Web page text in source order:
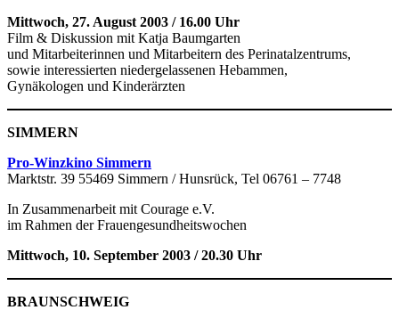
Mittwoch, 27. August 2003 / 16.00 Uhr
Film & Diskussion mit Katja Baumgarten
und Mitarbeiterinnen und Mitarbeitern des Perinatalzentrums,
sowie interessierten niedergelassenen Hebammen,
Gynäkologen und Kinderärzten
SIMMERN
Pro-Winzkino Simmern
Marktstr. 39 55469 Simmern / Hunsrück, Tel 06761 – 7748
In Zusammenarbeit mit Courage e.V.
im Rahmen der Frauengesundheitswochen
Mittwoch, 10. September 2003 / 20.30 Uhr
BRAUNSCHWEIG